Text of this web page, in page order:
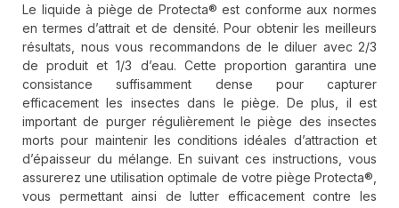
Le liquide à piège de Protecta® est conforme aux normes
en termes d’attrait et de densité. Pour obtenir les meilleurs
résultats, nous vous recommandons de le diluer avec 2/3
de produit et 1/3 d’eau. Cette proportion garantira une
consistance suffisamment dense pour capturer
efficacement les insectes dans le piège. De plus, il est
important de purger régulièrement le piège des insectes
morts pour maintenir les conditions idéales d’attraction et
d’épaisseur du mélange. En suivant ces instructions, vous
assurerez une utilisation optimale de votre piège Protecta®,
vous permettant ainsi de lutter efficacement contre les